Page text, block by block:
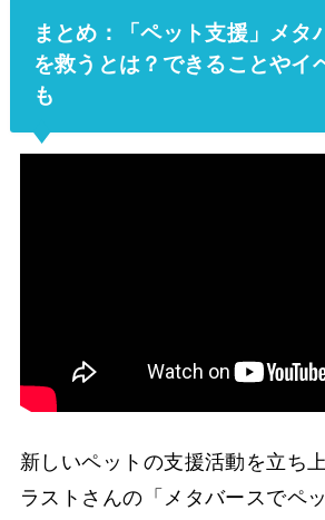
まとめ：「ペット支援」メタ
を救うとは？できることやイ
も
新しいペットの支援活動を立ち
ラストさんの「メタバースでペ